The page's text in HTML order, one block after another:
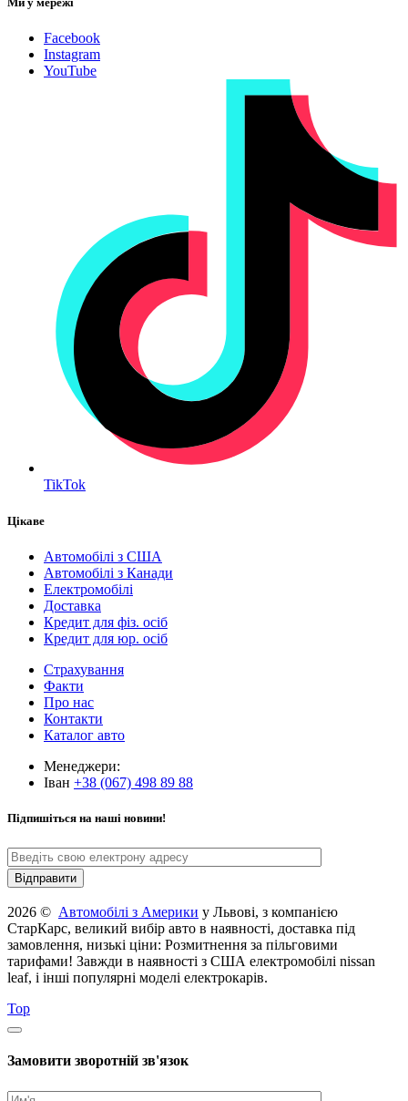
Facebook
Instagram
YouTube
TikTok
Цікаве
Автомобілі з США
Автомобілі з Канади
Електромобілі
Доставка
Кредит для фіз. осіб
Кредит для юр. осіб
Страхування
Факти
Про нас
Контакти
Каталог авто
Менеджери:
Іван +38 (067) 498 89 88
Підпишіться на наші новини!
2026 © Автомобілі з Америки у Львові, з компанією
СтарКарс, великий вибір авто в наявності, доставка під
замовлення, низькі ціни: Розмитнення за пільговими
тарифами! Завжди в наявності з США електромобілі nissan
leaf, і інші популярні моделі електрокарів.
Top
Замовити зворотній зв'язок